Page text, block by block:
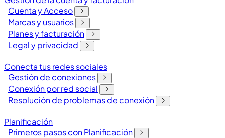
Cuenta y Acceso
Marcas y usuarios
Planes y facturación
Legal y privacidad
Conecta tus redes sociales
Gestión de conexiones
Conexión por red social
Resolución de problemas de conexión
Planificación
Primeros pasos con Planificación